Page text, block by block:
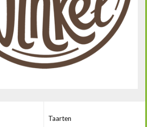
Taarten